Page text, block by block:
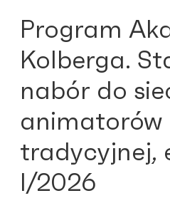
Program
Kolberga.
nabór do
animatorów
tradycyjnej,
I/2026